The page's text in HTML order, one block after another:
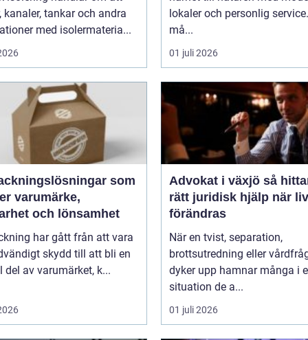
kanaler, tankar och andra
med isolermateria...
lokaler och personlig
må...
01 juli 2026
som
varumärke,
och lönsamhet
har gått från att vara
skydd till att bli en
del av varumärket, k...
Advokat i växjö så hittar du
rätt juridisk hjälp när
förändras
När en tvist, separation,
brottsutredning eller
dyker upp hamnar många i
situation de a...
01 juli 2026